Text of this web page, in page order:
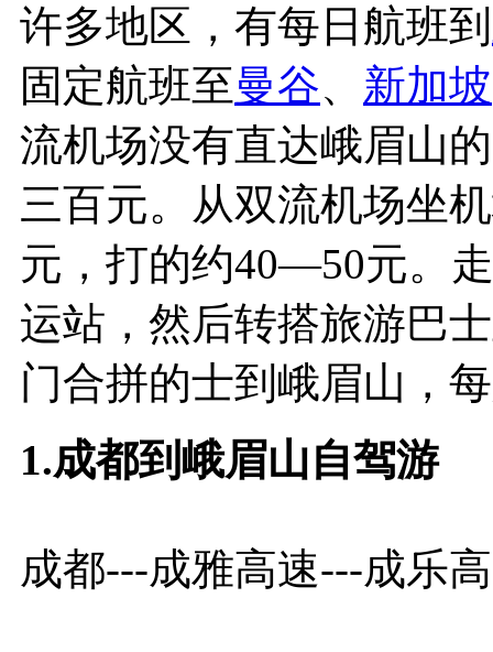
许多地区，有每日航班到
固定航班至曼谷、 新加坡
流机场没有直达峨眉山
三百元。从双流机场坐
元，打的约40—50元。
运站，然后转搭旅游巴
门合拼的士到峨眉山，
1.成都到峨眉山自驾游
成都---成雅高速---成乐